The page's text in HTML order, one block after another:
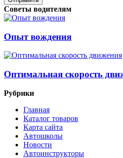
Советы водителям
Опыт вождения
Оптимальная скорость
Рубрики
Главная
Каталог товаров
Карта сайта
Автошколы
Новости
Автоинструкторы